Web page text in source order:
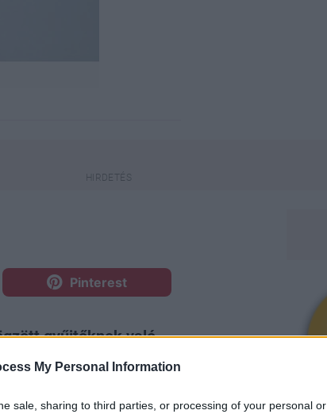
My Personal Information
sale, sharing to third parties, or processing of your personal or
Pinterest
gyűjtőknek való